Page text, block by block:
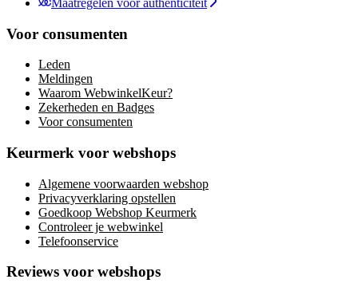
Voor consumenten
Leden
Meldingen
Waarom WebwinkelKeur?
Zekerheden en Badges
Voor consumenten
Keurmerk voor webshops
Algemene voorwaarden webshop
Privacyverklaring opstellen
Goedkoop Webshop Keurmerk
Controleer je webwinkel
Telefoonservice
Reviews voor webshops